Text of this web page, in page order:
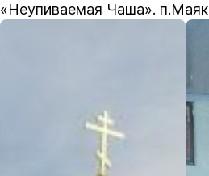
«Неупиваемая Чаша». п.Маяк